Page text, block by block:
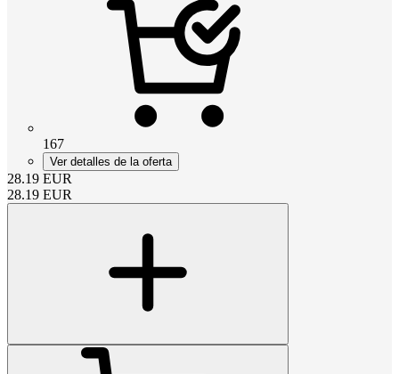
167
Ver detalles de la oferta
28.19 EUR
28.19 EUR